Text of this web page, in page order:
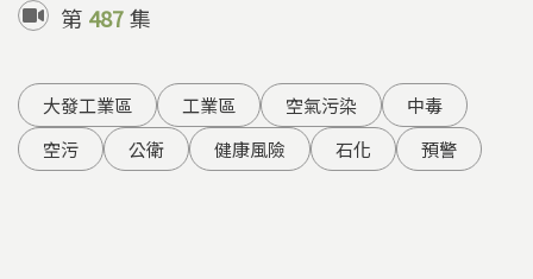
第 487集
大發工業區 工業區 空氣污染
中毒
空污
公衛 健康風險 石化 預警